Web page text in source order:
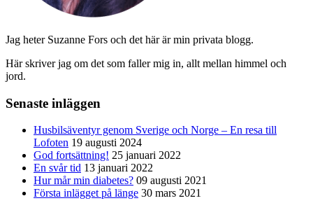
Jag heter Suzanne Fors och det här är min privata blogg.
Här skriver jag om det som faller mig in, allt mellan himmel och
jord.
Senaste inläggen
Husbilsäventyr genom Sverige och Norge – En resa till
Lofoten 19 augusti 2024
God fortsättning! 25 januari 2022
En svår tid 13 januari 2022
Hur mår min diabetes? 09 augusti 2021
Första inlägget på länge 30 mars 2021